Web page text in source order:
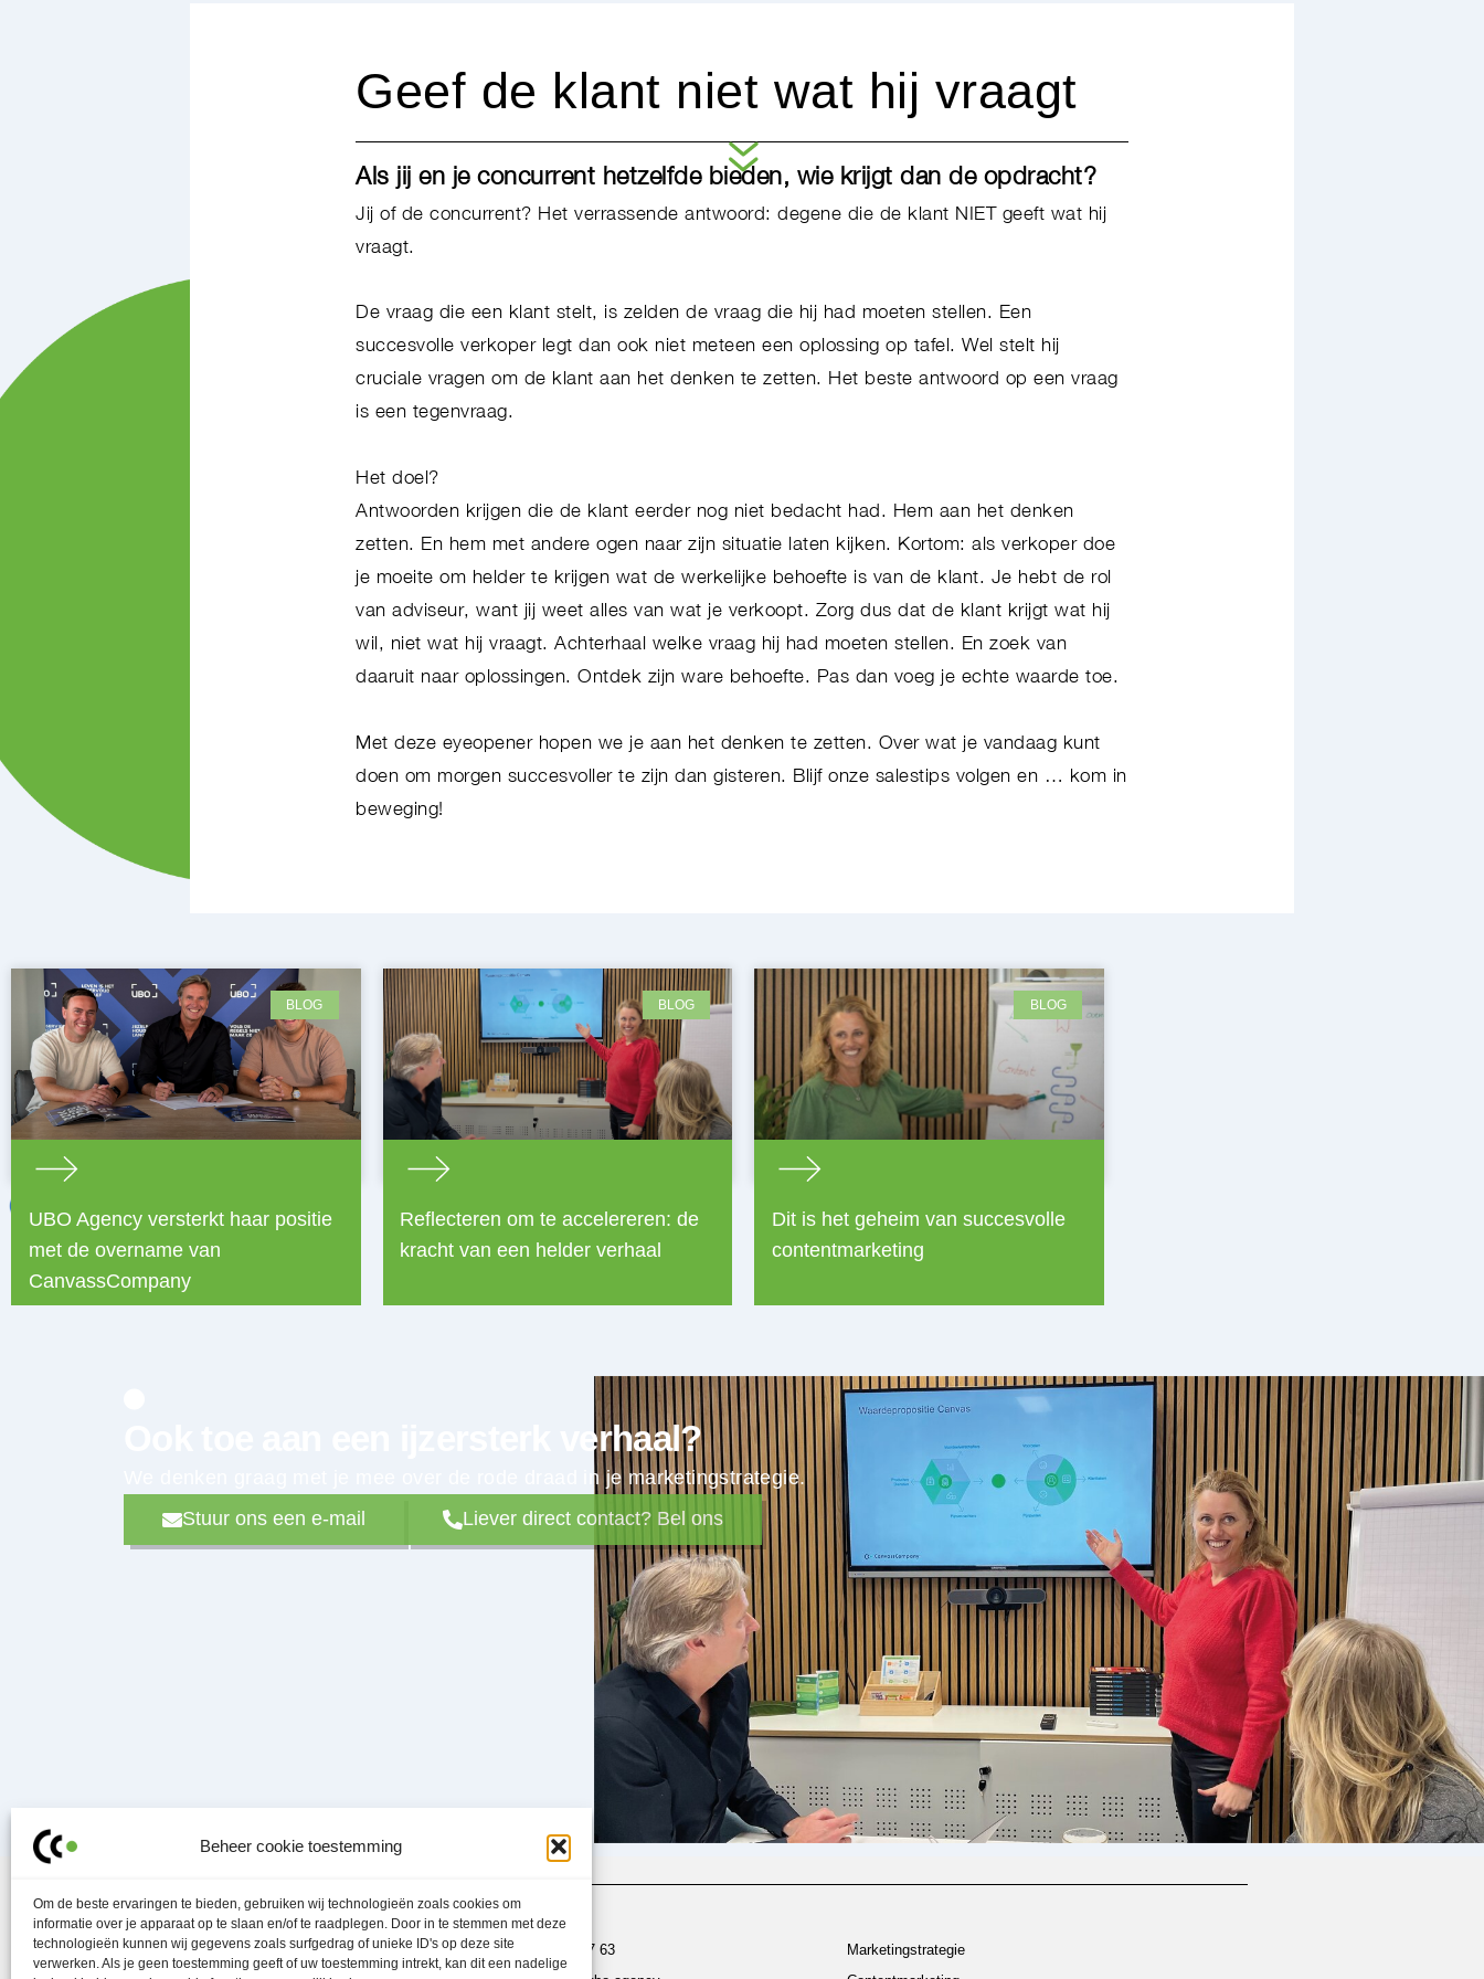
Beheer cookie toestemming
Om de beste ervaringen te bieden, gebruiken wij technologieën zoals cookies om
informatie over je apparaat op te slaan en/of te raadplegen. Door in te stemmen met deze
technologieën kunnen wij gegevens zoals surfgedrag of unieke ID's op deze site
verwerken. Als je geen toestemming geeft of uw toestemming intrekt, kan dit een nadelige
Geef de klant niet wat hij vraagt
Als jij en je concurrent hetzelfde bieden, wie krijgt dan de opdracht?
Jij of de concurrent? Het verrassende antwoord: degene die de klant NIET geeft wat hij
vraagt.
De vraag die een klant stelt, is zelden de vraag die hij had moeten stellen. Een
succesvolle verkoper legt dan ook niet meteen een oplossing op tafel. Wel stelt hij
cruciale vragen om de klant aan het denken te zetten. Het beste antwoord op een vraag
is een tegenvraag.
Het doel?
Antwoorden krijgen die de klant eerder nog niet bedacht had. Hem aan het denken
zetten. En hem met andere ogen naar zijn situatie laten kijken. Kortom: als verkoper doe
je moeite om helder te krijgen wat de werkelijke behoefte is van de klant. Je hebt de rol
van adviseur, want jij weet alles van wat je verkoopt. Zorg dus dat de klant krijgt wat hij
wil, niet wat hij vraagt. Achterhaal welke vraag hij had moeten stellen. En zoek van
daaruit naar oplossingen. Ontdek zijn ware behoefte. Pas dan voeg je echte waarde toe.
Met deze eyeopener hopen we je aan het denken te zetten. Over wat je vandaag kunt
doen om morgen succesvoller te zijn dan gisteren. Blijf onze salestips volgen en … kom in
beweging!
BLOG
UBO Agency versterkt haar positie
met de overname van
CanvassCompany
BLOG
Reflecteren om te accelereren: de
kracht van een helder verhaal
BLOG
Dit is het geheim van succesvolle
contentmarketing
Ook toe aan een ijzersterk verhaal?
We denken graag met je mee over de rode draad in je marketingstrategie.
Stuur ons een e-mail
Liever direct contact? Bel ons
Contactpunt
030 700 97 63
Marketingstrategie